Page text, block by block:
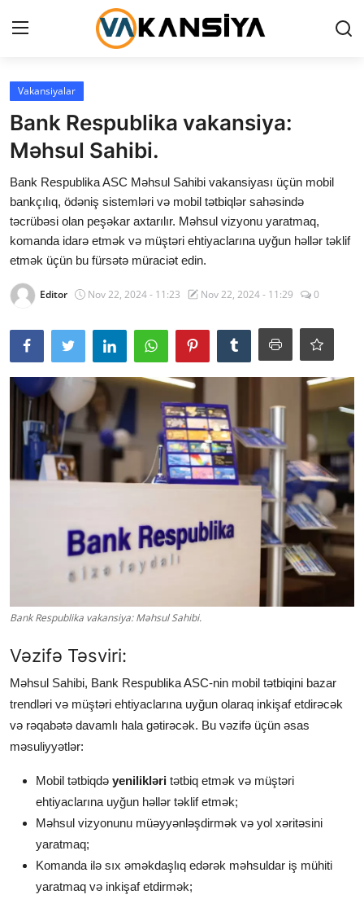
Login
Ana səhifə
Maliyyə
Əlaqə
Xəbərlər
Vakansiyalar
Bank Respublika vakansiya:
Məhsul Sahibi.
Bank Respublika ASC Məhsul Sahibi vakansiyası üçün mobil
bankçılıq, ödəniş sistemləri və mobil tətbiqlər sahəsində
təcrübəsi olan peşəkar axtarılır. Məhsul vizyonu yaratmaq,
komanda idarə etmək və müştəri ehtiyaclarına uyğun həllər təklif
etmək üçün bu fürsətə müraciət edin.
Editor Nov 22, 2024 - 11:23 Nov 22, 2024 - 11:29 0
Bank Respublika vakansiya: Məhsul Sahibi.
Vəzifə Təsviri:
Məhsul Sahibi, Bank Respublika ASC-nin mobil tətbiqini bazar
trendləri və müştəri ehtiyaclarına uyğun olaraq inkişaf etdirəcək
və rəqabətə davamlı hala gətirəcək. Bu vəzifə üçün əsas
məsuliyyətlər:
Mobil tətbiqdə yenilikləri tətbiq etmək və müştəri
ehtiyaclarına uyğun həllər təklif etmək;
Məhsul vizyonunu müəyyənləşdirmək və yol xəritəsini
yaratmaq;
Komanda ilə sıx əməkdaşlıq edərək məhsuldar iş mühiti
yaratmaq və inkişaf etdirmək;